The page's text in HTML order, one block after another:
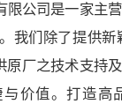
限公司是一家主
我们除了提供新
原厂之技术支持
价值。打造高